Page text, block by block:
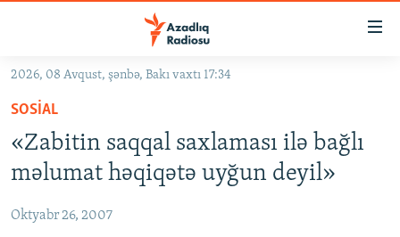
Əsas
qayıt
Əsas
naviqasiyaya
qayıt
Axtarışa
GÜNDƏM
#İZAHLA
KORRUPSIOMETR
FƏRQƏ BAX
2026, 08 Avqust, şənbə, Bakı vaxtı 17:34
SOSIAL
«Zabitin saqqal saxlaması ilə bağlı
məlumat həqiqətə uyğun deyil»
Oktyabr 26, 2007